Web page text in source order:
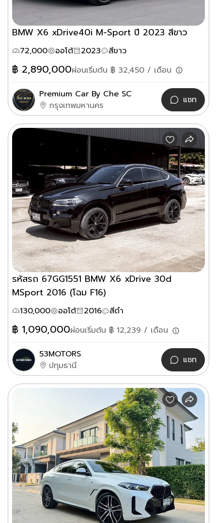
BMW X6 xDrive40i M-Sport ปี 2023 สีขาว
72,000 ออโต้ 2023 สีขาว
฿ 2,890,000ผ่อนเริ่มต้น ฿ 32,450 / เดือน
Premium Car By Che SC
กรุงเทพมหานคร
แชท
รหัสรถ 67GG1551 BMW X6 xDrive 30d
MSport 2016 (โฉม F16)
130,000 ออโต้ 2016 สีดำ
฿ 1,090,000ผ่อนเริ่มต้น ฿ 12,239 / เดือน
53MOTORS
ปทุมธานี
แชท